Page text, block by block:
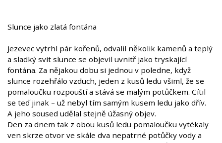
Slunce jako zlatá fontána
Jezevec vytrhl pár kořenů, odvalil několik kamenů a teplý
a sladký svit slunce se objevil uvnitř jako tryskající
fontána. Za nějakou dobu si jednou v poledne, když
slunce rozehřálo vzduch, jeden z kusů ledu všiml, že se
pomaloučku rozpouští a stává se malým potůčkem. Cítil
se teď jinak – už nebyl tím samým kusem ledu jako dřív.
A jeho soused udělal stejně úžasný objev.
Den za dnem tak z obou kusů ledu pomaloučku vytékaly
ven skrze otvor ve skále dva nepatrné potůčky vody a